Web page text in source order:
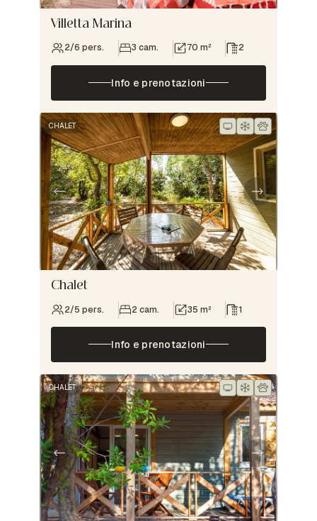
Villetta Marina
2/6 pers. 3 cam. 70 m² 2
Info e prenotazioni
CHALET
Chalet
2/5 pers. 2 cam. 35 m² 1
Info e prenotazioni
CHALET